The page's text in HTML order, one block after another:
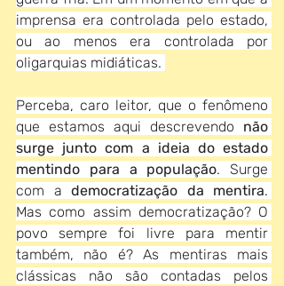
imprensa era controlada pelo estado,
ou ao menos era controlada por
oligarquias midiáticas.
Perceba, caro leitor, que o fenômeno
que estamos aqui descrevendo não
surge junto com a ideia do estado
mentindo para a população. Surge
com a democratização da mentira.
Mas como assim democratização? O
povo sempre foi livre para mentir
também, não é? As mentiras mais
clássicas não são contadas pelos